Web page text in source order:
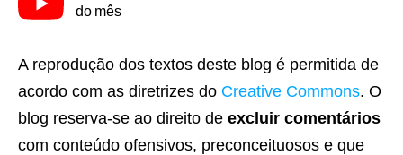
do mês
A reprodução dos textos deste blog é permitida de
acordo com as diretrizes do Creative Commons. O
blog reserva-se ao direito de excluir comentários
com conteúdo ofensivos, preconceituosos e que